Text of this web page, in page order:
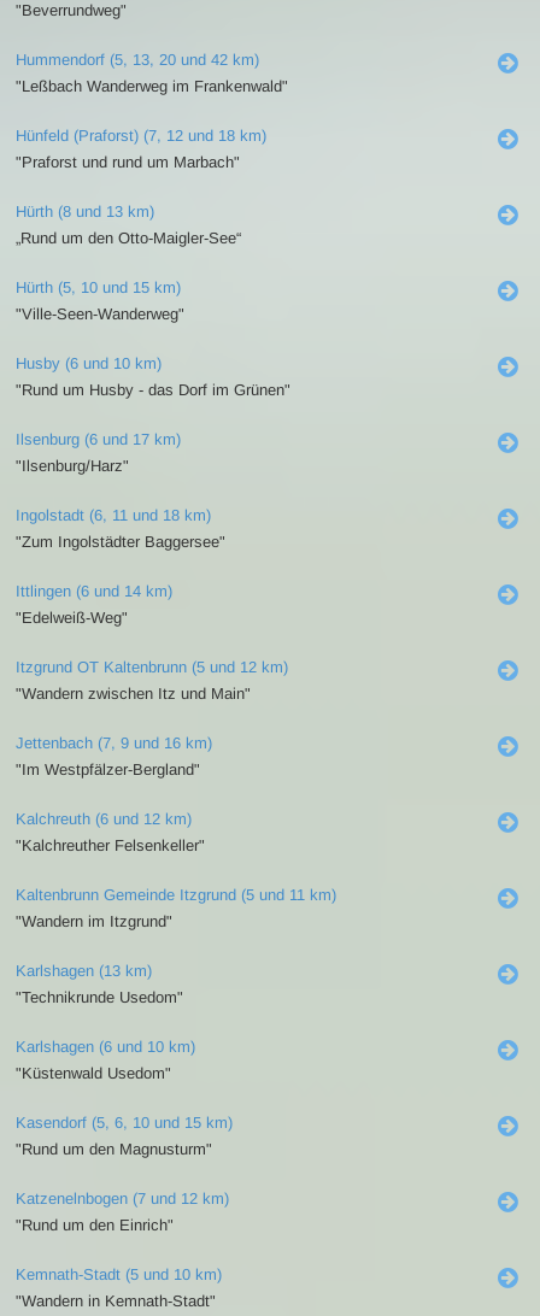
"Beverrundweg"
Hummendorf (5, 13, 20 und 42 km)
"Leßbach Wanderweg im Frankenwald"
Hünfeld (Praforst) (7, 12 und 18 km)
"Praforst und rund um Marbach"
Hürth (8 und 13 km)
„Rund um den Otto-Maigler-See“
Hürth (5, 10 und 15 km)
"Ville-Seen-Wanderweg"
Husby (6 und 10 km)
"Rund um Husby - das Dorf im Grünen"
Ilsenburg (6 und 17 km)
"Ilsenburg/Harz"
Ingolstadt (6, 11 und 18 km)
"Zum Ingolstädter Baggersee"
Ittlingen (6 und 14 km)
"Edelweiß-Weg"
Itzgrund OT Kaltenbrunn (5 und 12 km)
"Wandern zwischen Itz und Main"
Jettenbach (7, 9 und 16 km)
"Im Westpfälzer-Bergland"
Kalchreuth (6 und 12 km)
"Kalchreuther Felsenkeller"
Kaltenbrunn Gemeinde Itzgrund (5 und 11 km)
"Wandern im Itzgrund"
Karlshagen (13 km)
"Technikrunde Usedom"
Karlshagen (6 und 10 km)
"Küstenwald Usedom"
Kasendorf (5, 6, 10 und 15 km)
"Rund um den Magnusturm"
Katzenelnbogen (7 und 12 km)
"Rund um den Einrich"
Kemnath-Stadt (5 und 10 km)
"Wandern in Kemnath-Stadt"